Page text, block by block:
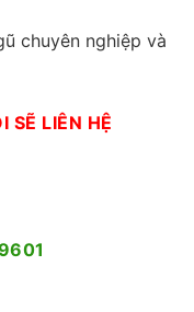
chuyên nghiệp và
SẼ LIÊN HỆ